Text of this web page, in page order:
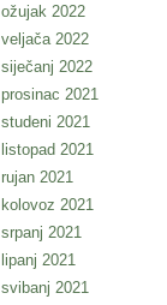
ožujak 2022
veljača 2022
siječanj 2022
prosinac 2021
studeni 2021
listopad 2021
rujan 2021
kolovoz 2021
srpanj 2021
lipanj 2021
svibanj 2021